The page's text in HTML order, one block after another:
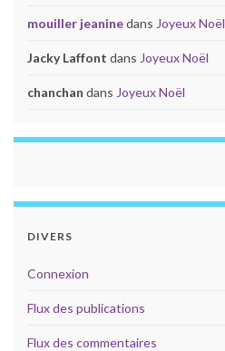
mouiller jeaninedans Joyeux Noël
Jacky Laffont dans Joyeux Noël
chanchan dans Joyeux Noël
DIVERS
Connexion
Flux des publications
Flux des commentaires